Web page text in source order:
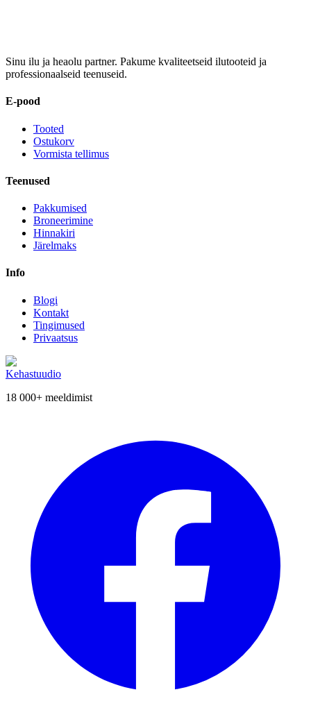
Sinu ilu ja heaolu partner. Pakume kvaliteetseid ilutooteid ja
professionaalseid teenuseid.
E-pood
Tooted
Ostukorv
Vormista tellimus
Teenused
Pakkumised
Broneerimine
Hinnakiri
Järelmaks
Info
Blogi
Kontakt
Tingimused
Privaatsus
Kehastuudio
18 000+ meeldimist